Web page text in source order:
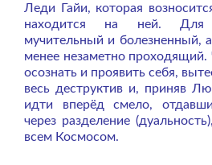
Леди Гайи, которая
находится на ней. Для
мучительный и болезненный,
менее незаметно
осознать и проявить себя,
весь деструктив и, приняв
идти вперёд смело,
через разделение
всем Космосом.